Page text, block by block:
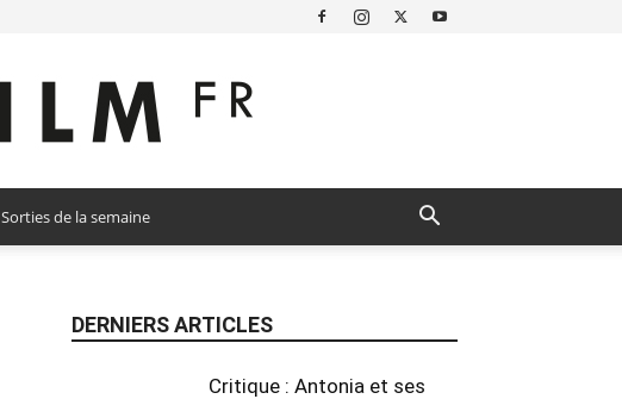
Sorties de la semaine
DERNIERS ARTICLES
Critique : Antonia et ses